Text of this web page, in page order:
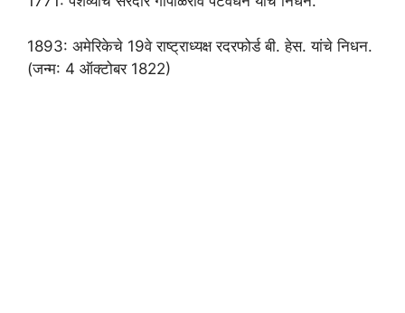
1893: अमेरिकेचे 19वे राष्ट्राध्यक्ष रदरफोर्ड बी. हेस. यांचे निधन.
(जन्म: 4 ऑक्टोबर 1822)